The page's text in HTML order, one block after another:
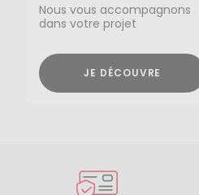
Nous vous accompagnons
dans votre projet
JE DÉCOUVRE